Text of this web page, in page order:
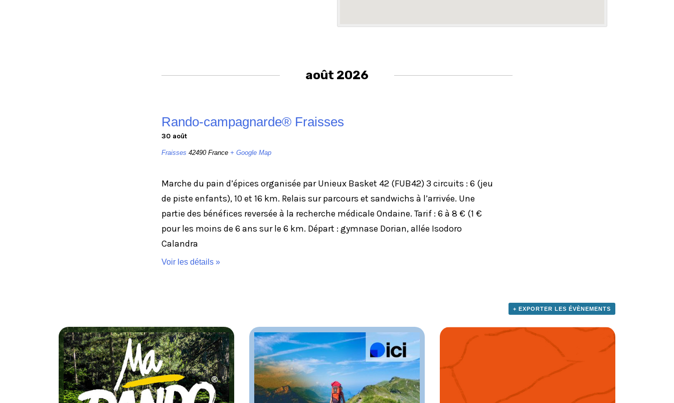
août 2026
Rando-campagnarde® Fraisses
30 août
Fraisses 42490 France + Google Map
Marche du pain d’épices organisée par Unieux Basket 42 (FUB42) 3 circuits : 6 (jeu
de piste enfants), 10 et 16 km. Relais sur parcours et sandwichs à l’arrivée. Une
partie des bénéfices reversée à la recherche médicale Ondaine. Tarif : 6 à 8 € (1 €
pour les moins de 6 ans sur le 6 km. Départ : gymnase Dorian, allée Isodoro
Calandra
Voir les détails »
+ EXPORTER LES ÉVÈNEMENTS
Chaque mois